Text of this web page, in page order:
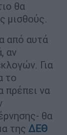
θα
μισθούς.
από αυτά
αν
Για
το
πρέπει να
θα
της ΔΕΘ